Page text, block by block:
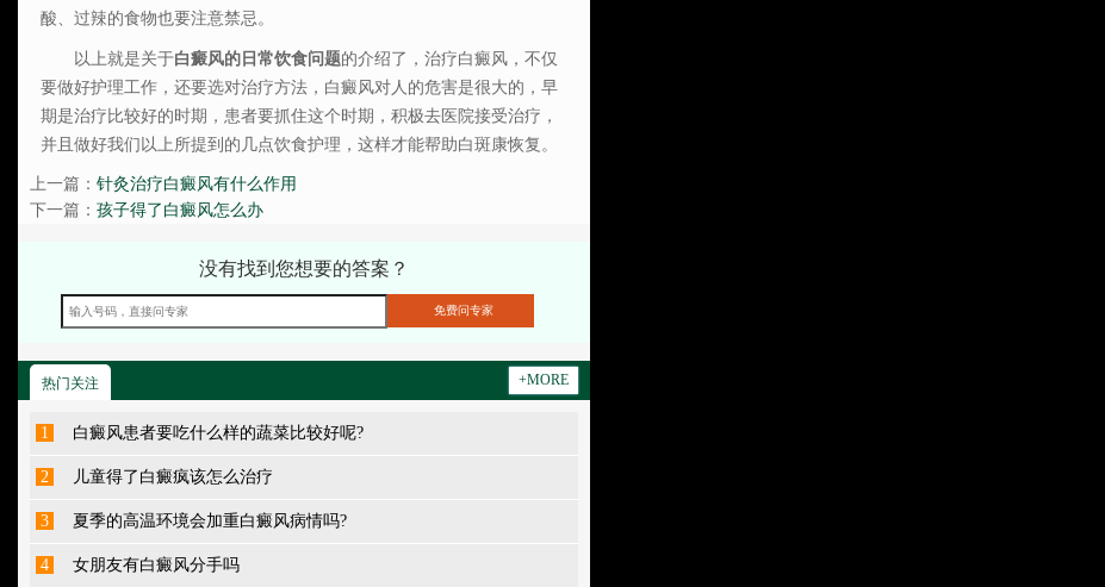
酸、过辣的食物也要注意禁忌。
以上就是关于白癜风的日常饮食问题的介绍了，治疗白癜风，不仅
要做好护理工作，还要选对治疗方法，白癜风对人的危害是很大的，早
期是治疗比较好的时期，患者要抓住这个时期，积极去医院接受治疗，
并且做好我们以上所提到的几点饮食护理，这样才能帮助白斑康恢复。
上一篇： 针灸治疗白癜风有什么作用
下一篇： 孩子得了白癜风怎么办
没有找到您想要的答案？
热门关注 +MORE
1 白癜风患者要吃什么样的蔬菜比较好呢?
2 儿童得了白癜疯该怎么治疗
3 夏季的高温环境会加重白癜风病情吗?
4 女朋友有白癜风分手吗